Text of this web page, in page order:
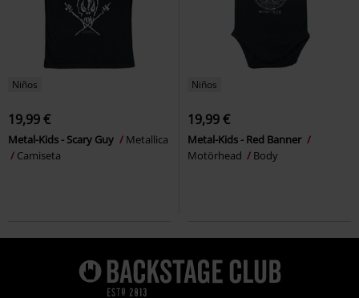
Niños
19,99 €
Metal-Kids - Scary Guy
Metallica
Camiseta
Niños
19,99 €
Metal-Kids - Red Banner
Motörhead
Body